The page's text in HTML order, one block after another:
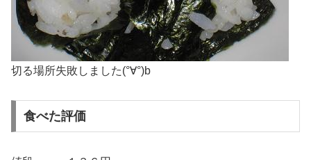
切る場所失敗しました(°∀°)b
食べた評価